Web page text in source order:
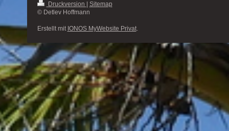
Druckversion
Sitemap
© Detlev Hoffmann
Erstellt mit IONOS MyWebsite Privat.